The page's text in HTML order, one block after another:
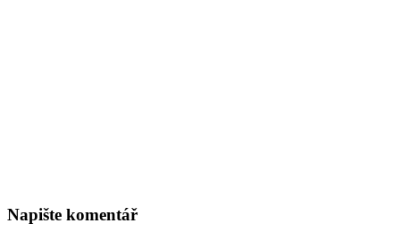
Napište komentář